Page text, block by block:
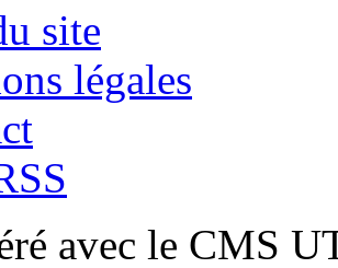
site
légales
avec le CMS